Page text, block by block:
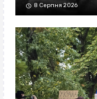
8 Серпня 2026